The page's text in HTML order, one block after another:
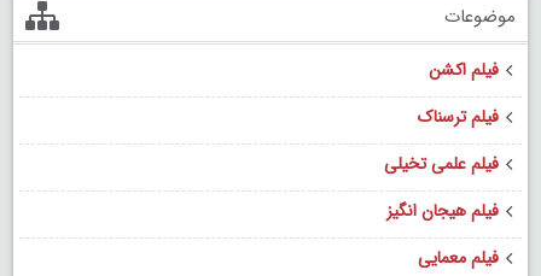
موضوعات
فیلم اکشن
فیلم ترسناک
فیلم علمی تخیلی
فیلم هیجان انگیز
فیلم معمایی